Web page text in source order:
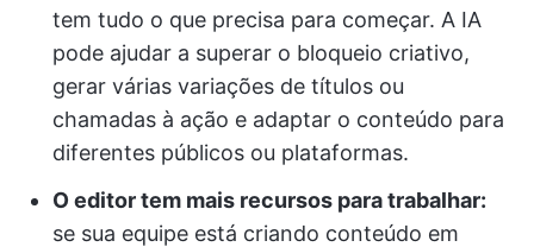
tem tudo o que precisa para começar. A IA
pode ajudar a superar o bloqueio criativo,
gerar várias variações de títulos ou
chamadas à ação e adaptar o conteúdo para
diferentes públicos ou plataformas.
O editor tem mais recursos para trabalhar:
se sua equipe está criando conteúdo em